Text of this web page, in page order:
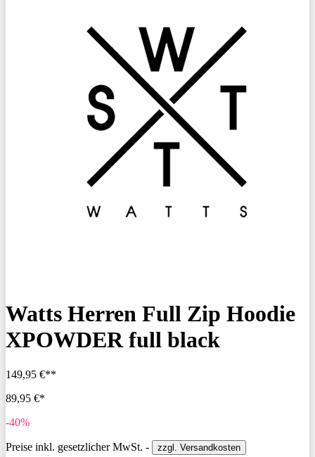
Watts Herren Full Zip Hoodie
XPOWDER full black
149,95 €**
89,95 €*
-40%
Preise inkl. gesetzlicher MwSt. - zzgl. Versandkosten